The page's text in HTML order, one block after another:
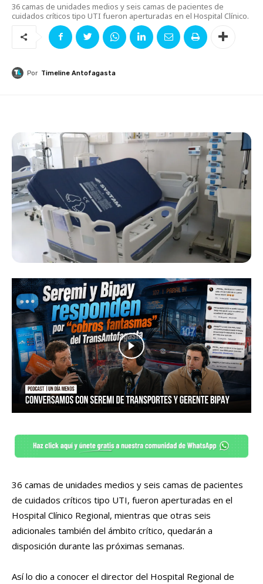
36 camas de unidades medios y seis camas de pacientes de
cuidados críticos tipo UTI fueron aperturadas en el Hospital Clínico.
Por Timeline Antofagasta
36 camas de unidades medios y seis camas de pacientes
de cuidados críticos tipo UTI, fueron aperturadas en el
Hospital Clínico Regional, mientras que otras seis
adicionales también del ámbito crítico, quedarán a
disposición durante las próximas semanas.
Así lo dio a conocer el director del Hospital Regional de